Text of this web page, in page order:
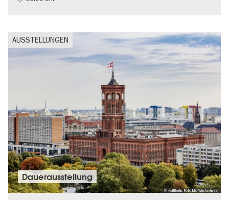
AUSSTELLUNGEN
© visitBerlin, Foto Mo Wüstenhagen
Dauer­aus­stel­lung